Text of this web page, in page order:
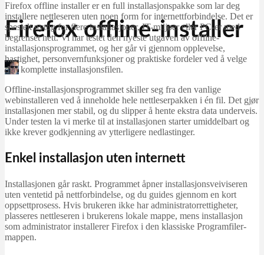
Firefox offline-installer
Martin Jørgensen
Firefox offline installer er en full installasjonspakke som lar deg
installere nettleseren uten noen form for internettforbindelse. Det er
spesielt nyttig for flere installasjoner, IT-miljøer eller PC-er med
begrenset nett. Vi har testet den nyeste utgaven av offline-
installasjonsprogrammet, og her går vi gjennom opplevelse,
hastighet, personvernfunksjoner og praktiske fordeler ved å velge
den komplette installasjonsfilen.
Offline-installasjonsprogrammet skiller seg fra den vanlige
webinstalleren ved å inneholde hele nettleserpakken i én fil. Det gjør
installasjonen mer stabil, og du slipper å hente ekstra data underveis.
Under testen la vi merke til at installasjonen starter umiddelbart og
ikke krever godkjenning av ytterligere nedlastinger.
Enkel installasjon uten internett
Installasjonen går raskt. Programmet åpner installasjonsveiviseren
uten ventetid på nettforbindelse, og du guides gjennom en kort
oppsettprosess. Hvis brukeren ikke har administratorrettigheter,
plasseres nettleseren i brukerens lokale mappe, mens installasjon
som administrator installerer Firefox i den klassiske Programfiler-
mappen.